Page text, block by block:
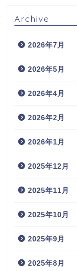
Archive
2026年7月
2026年5月
2026年4月
2026年2月
2026年1月
2025年12月
2025年11月
2025年10月
2025年9月
2025年8月